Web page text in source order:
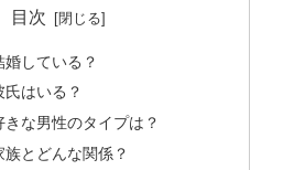
目次
している？
はいる？
きな男性のタイプは？
族とどんな関係？